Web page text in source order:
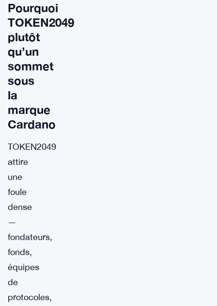
Pourquoi
TOKEN2049
plutôt
qu’un
sommet
sous
la
marque
Cardano
TOKEN2049
attire
une
foule
dense
—
fondateurs,
fonds,
équipes
de
protocoles,